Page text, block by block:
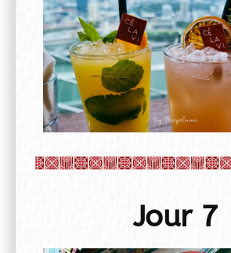
Jour 7